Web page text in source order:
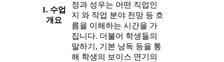
1. 수업
개요
정과 성우는 어떤 직업인
지 와 작업 분야 전망 등 흐
름을 이해하는 시간을 가
집니다. 더불어 학생들의
말하기, 기본 낭독 등을 통
해 학생의 보이스 연기의